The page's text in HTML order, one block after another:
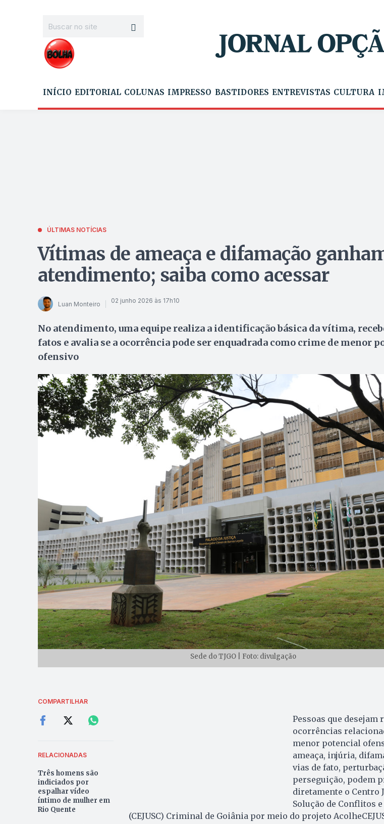
INÍCIO EDITORIAL COLUNAS IMPRESSO BASTIDORES ENTREVISTAS CULTURA
ÚLTIMAS NOTÍCIAS
Vítimas de ameaça e difamação
atendimento; saiba como acessar
Luan Monteiro 02 junho 2026 às 17h10
No atendimento, uma equipe realiza a identificação básica da vítima,
fatos e avalia se a ocorrência pode ser enquadrada como crime de menor
ofensivo
Sede do TJGO | Foto: divulgação
COMPARTILHAR
RELACIONADAS
Três homens são
indiciados por
espalhar vídeo
íntimo de mulher em
Rio Quente
Pessoas que desejam
ocorrências
menor potencial
ameaça, injúria,
vias de fato,
perseguição, podem
diretamente o Centro
Solução de Conflitos
(CEJUSC) Criminal de Goiânia por meio do projeto